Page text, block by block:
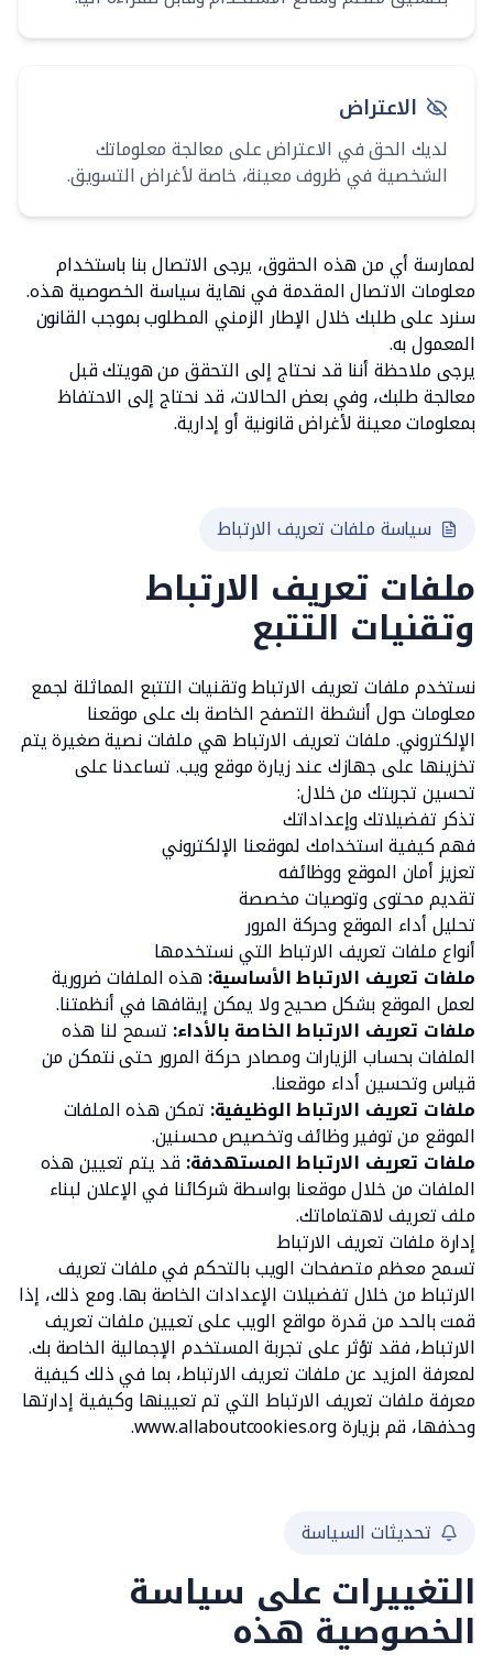
الاعتراض
لديك الحق في الاعتراض على معالجة معلوماتك
الشخصية في ظروف معينة، خاصة لأغراض التسويق.
لممارسة أي من هذه الحقوق، يرجى الاتصال بنا باستخدام
معلومات الاتصال المقدمة في نهاية سياسة الخصوصية هذه.
سنرد على طلبك خلال الإطار الزمني المطلوب بموجب القانون
المعمول به.
يرجى ملاحظة أننا قد نحتاج إلى التحقق من هويتك قبل
معالجة طلبك، وفي بعض الحالات، قد نحتاج إلى الاحتفاظ
بمعلومات معينة لأغراض قانونية أو إدارية.
سياسة ملفات تعريف الارتباط
ملفات تعريف الارتباط
وتقنيات التتبع
نستخدم ملفات تعريف الارتباط وتقنيات التتبع المماثلة لجمع
معلومات حول أنشطة التصفح الخاصة بك على موقعنا
الإلكتروني. ملفات تعريف الارتباط هي ملفات نصية صغيرة يتم
تخزينها على جهازك عند زيارة موقع ويب. تساعدنا على
تحسين تجربتك من خلال:
تذكر تفضيلاتك وإعداداتك
فهم كيفية استخدامك لموقعنا الإلكتروني
تعزيز أمان الموقع ووظائفه
تقديم محتوى وتوصيات مخصصة
تحليل أداء الموقع وحركة المرور
أنواع ملفات تعريف الارتباط التي نستخدمها
ملفات تعريف الارتباط الأساسية:هذه الملفات ضرورية
لعمل الموقع بشكل صحيح ولا يمكن إيقافها في أنظمتنا.
ملفات تعريف الارتباط الخاصة بالأداء: تسمح لنا هذه
الملفات بحساب الزيارات ومصادر حركة المرور حتى نتمكن من
قياس وتحسين أداء موقعنا.
ملفات تعريف الارتباط الوظيفية: تمكن هذه الملفات
الموقع من توفير وظائف وتخصيص محسنين.
ملفات تعريف الارتباط المستهدفة:قد يتم تعيين هذه
الملفات من خلال موقعنا بواسطة شركائنا في الإعلان لبناء
ملف تعريف لاهتماماتك.
إدارة ملفات تعريف الارتباط
تسمح معظم متصفحات الويب بالتحكم في ملفات تعريف
الارتباط من خلال تفضيلات الإعدادات الخاصة بها. ومع ذلك، إذا
قمت بالحد من قدرة مواقع الويب على تعيين ملفات تعريف
الارتباط، فقد تؤثر على تجربة المستخدم الإجمالية الخاصة بك.
لمعرفة المزيد عن ملفات تعريف الارتباط، بما في ذلك كيفية
معرفة ملفات تعريف الارتباط التي تم تعيينها وكيفية إدارتها
وحذفها، قم بزيارة www.allaboutcookies.org.
تحديثات السياسة
التغييرات على سياسة
الخصوصية هذه